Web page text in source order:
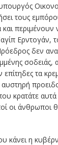
τους
περιμένουν
Ερντογάν,
δεν
τα
κρατάτε αυτά
οι άνθρωποι
κάνει η